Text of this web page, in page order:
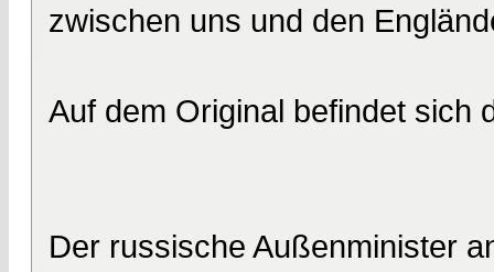
zwischen uns und den
Auf dem Original befindet sich
Der russische Außenminister